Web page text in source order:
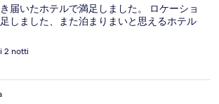
届いたホテルで満足しました。 ロケーショ
しました、また泊まりまいと思えるホテル
2 notti